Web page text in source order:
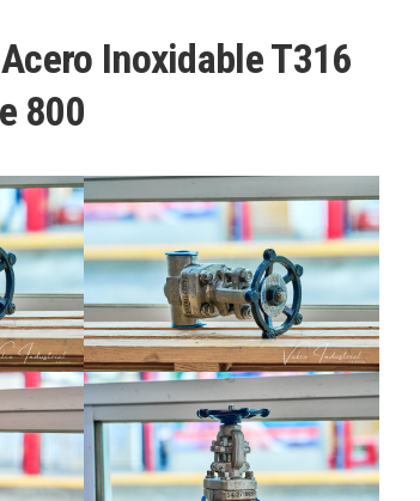
Inoxidable T316
800